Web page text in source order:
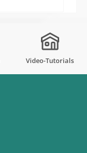
Video-Tutorials